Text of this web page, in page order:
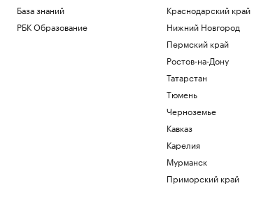
База знаний
РБК Образование
Краснодарский край
Нижний Новгород
Пермский край
Ростов-на-Дону
Татарстан
Тюмень
Черноземье
Кавказ
Карелия
Мурманск
Приморский край